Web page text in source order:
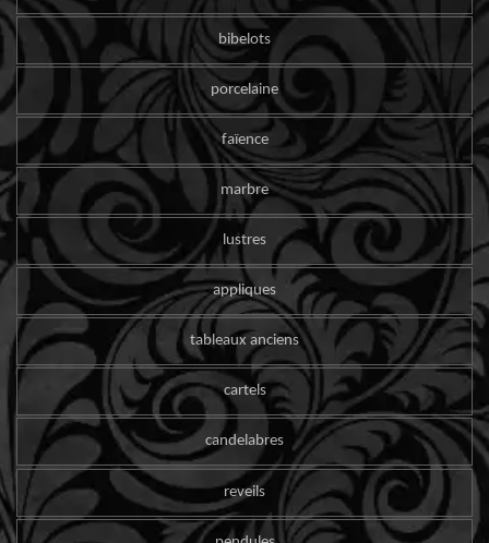
bibelots
porcelaine
faïence
marbre
lustres
appliques
tableaux anciens
cartels
candelabres
reveils